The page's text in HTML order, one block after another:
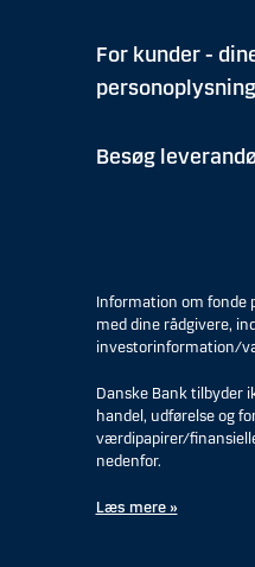
For kunder -
Besøg
Information om fonde
med dine rådgivere,
investorinformation/
Danske Bank tilbyder
handel, udførelse og
værdipapirer/
nedenfor.
Læs mere »